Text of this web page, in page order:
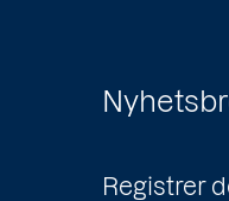
Registrer